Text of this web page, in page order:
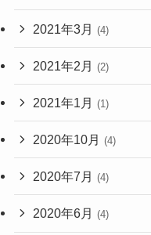
2021年3月 (4)
2021年2月 (2)
2021年1月 (1)
2020年10月 (4)
2020年7月 (4)
2020年6月 (4)